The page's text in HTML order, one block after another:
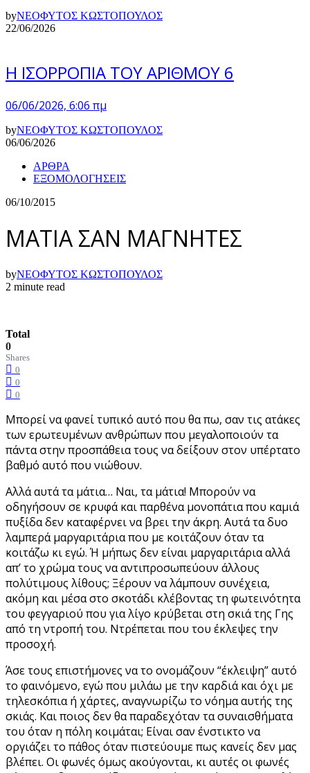
byΝΕΟΦΥΤΟΣ ΚΩΣΤΟΠΟΥΛΟΣ
22/06/2026
Η ΙΣΟΡΡΟΠΙΑ ΤΟΥ ΑΡΙΘΜΟΥ 6
06/06/2026, 6:06 πμ
byΝΕΟΦΥΤΟΣ ΚΩΣΤΟΠΟΥΛΟΣ
06/06/2026
ΑΡΘΡΑ
ΕΞΟΜΟΛΟΓΗΣΕΙΣ
06/10/2015
ΜΑΤΙΑ ΣΑΝ ΜΑΓΝΗΤΕΣ
byΝΕΟΦΥΤΟΣ ΚΩΣΤΟΠΟΥΛΟΣ
2 minute read
Total
0
Shares
0
0
0
Μπορεί να φανεί τυπικό αυτό που θα πω, σαν τις ατάκες
των ερωτευμένων ανθρώπων που μεγαλοποιούν τα
πάντα στην προσπάθεια τους να δείξουν στον υπέρτατο
βαθμό αυτό που νιώθουν.
Αλλά αυτά τα μάτια… Ναι, τα μάτια! Μπορούν να
οδηγήσουν σε κρυφά και παρθένα μονοπάτια που καμιά
πυξίδα δεν καταφέρνει να βρει την άκρη. Αυτά τα δυο
λαμπερά μαργαριτάρια που με κοιτάζουν όταν τα
κοιτάζω κι εγώ. Ή μήπως δεν είναι μαργαριτάρια αλλά
απ’ το χρώμα τους να αντιπροσωπεύουν άλλους
πολύτιμους λίθους; Ξέρουν να λάμπουν συνέχεια,
ακόμη και μέσα στο σκοτάδι κλέβοντας τη φωτεινότητα
του φεγγαριού που για λίγο κρύβεται στη σκιά της Γης
από τη ντροπή του. Ντρέπεται που του έκλεψες την
προσοχή.
Άσε τους επιστήμονες να το ονομάζουν “έκλειψη” αυτό
το φαινόμενο, εγώ που μιλάω με την καρδιά και όχι με
τηλεσκόπια ή χάρτες, αναγνωρίζω το νόημα αυτής της
σκιάς. Και ποιος δεν θα παραδεχόταν τα συναισθήματα
του όταν η πόλη κοιμάται; Είναι σαν ένστικτο να
οργιάζει το πάθος όταν πιστεύουμε πως κανείς δεν μας
βλέπει. Οι φωνές όμως ακούγονται, κι αυτές οι φωνές